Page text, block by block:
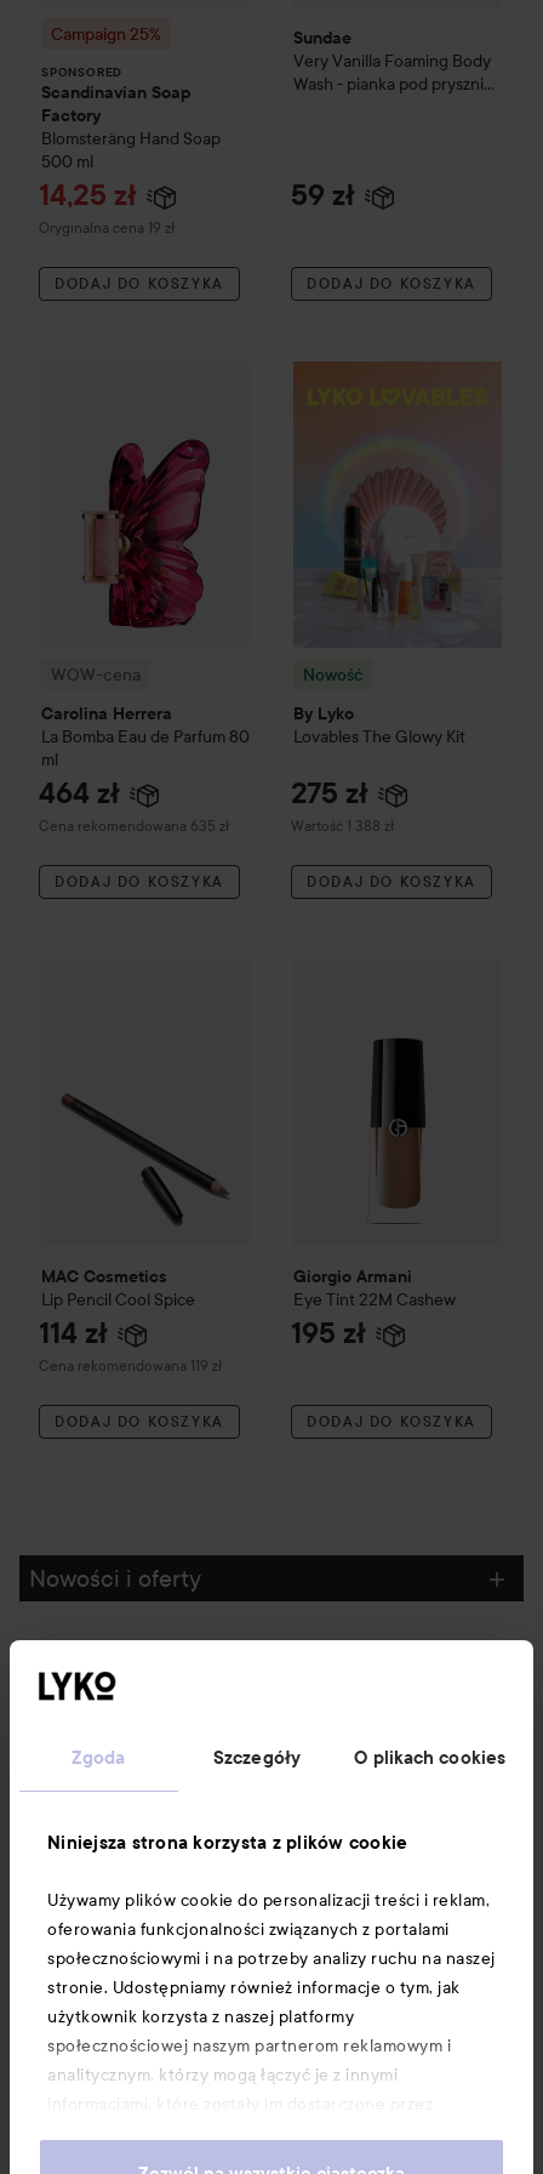
Zgoda Szczegóły O plikach cookies
Niniejsza strona korzysta z plików cookie
Używamy plików cookie do personalizacji treści i reklam,
oferowania funkcjonalności związanych z portalami
społecznościowymi i na potrzeby analizy ruchu na naszej
stronie. Udostępniamy również informacje o tym, jak
użytkownik korzysta z naszej platformy
społecznościowej naszym partnerom reklamowym i
analitycznym, którzy mogą łączyć je z innymi
informacjami, które zostały im dostarczone przez
usług. Użytkownik wyraża zgodę na używanie przez nas
Campaign 25%
SPONSORED
Scandinavian Soap
Factory
Blomsteräng Hand Soap
500 ml
Cena promocyjna
14,25 zł
Oryginalna cena 19 zł
Cena regularna 19 zł
DODAJ DO KOSZYKA
Sundae
Very Vanilla Foaming Body
Wash - pianka pod prysznic
59 zł
DODAJ DO KOSZYKA
WOW-cena
Carolina Herrera
La Bomba Eau de Parfum 80
ml
464 zł
Cena rekomendowana 635 zł
Zalecana cena 635 zł
DODAJ DO KOSZYKA
Nowość
By Lyko
LovablesThe Glowy Kit
275 zł
Wartość 1 388 zł
DODAJ DO KOSZYKA
Lovables
MAC Cosmetics
Lip Pencil Cool Spice
114 zł
Cena rekomendowana 119 zł
Zalecana cena 119 zł
DODAJ DO KOSZYKA
Giorgio Armani
Eye Tint 22M Cashew
195 zł
DODAJ DO KOSZYKA
Nowości i oferty
Obsługa klienta
Informacje
Download our app here